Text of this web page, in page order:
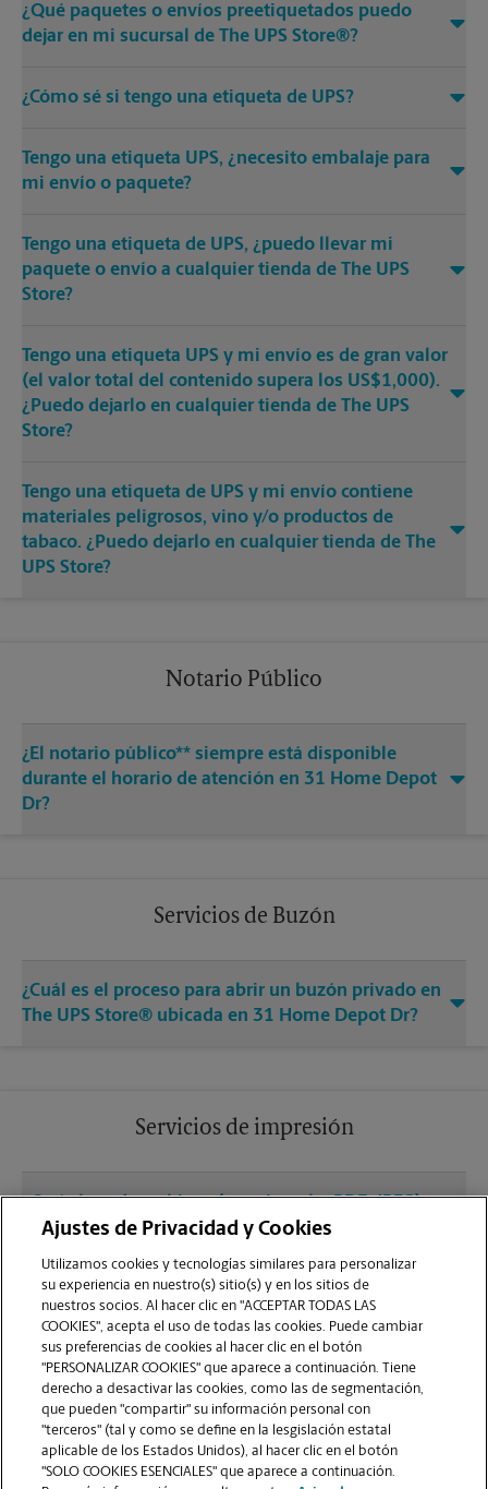
¿Qué paquetes o envíos preetiquetados puedo
dejar en mi sucursal de The UPS Store®?
¿Cómo sé si tengo una etiqueta de UPS?
Tengo una etiqueta UPS, ¿necesito embalaje para
mi envío o paquete?
Tengo una etiqueta de UPS, ¿puedo llevar mi
paquete o envío a cualquier tienda de The UPS
Store?
Tengo una etiqueta UPS y mi envío es de gran valor
(el valor total del contenido supera los US$1,000).
¿Puedo dejarlo en cualquier tienda de The UPS
Store?
Tengo una etiqueta de UPS y mi envío contiene
materiales peligrosos, vino y/o productos de
tabaco. ¿Puedo dejarlo en cualquier tienda de The
UPS Store?
Notario Público
¿El notario público** siempre está disponible
durante el horario de atención en 31 Home Depot
Dr?
Servicios de Buzón
¿Cuál es el proceso para abrir un buzón privado en
The UPS Store® ubicada en 31 Home Depot Dr?
Servicios de impresión
¿Qué clase de archivos (por ejemplo, PDF, JPEG)
debo usar para enviar a imprimir documentos en
¿Puedo terminar un trabajo de impresión
(laminado, encuadernado o engrapado) en la
sucursal ubicada en 31 Home Depot Dr?
¿La sucursal de Plymouth ofrece servicios de
impresión de gran formato como pancartas,
carteles o planos?
Ajustes de Privacidad y Cookies
Utilizamos cookies y tecnologías similares para personalizar
su experiencia en nuestro(s) sitio(s) y en los sitios de
nuestros socios. Al hacer clic en "ACCEPTAR TODAS LAS
COOKIES", acepta el uso de todas las cookies. Puede cambiar
sus preferencias de cookies al hacer clic en el botón
"PERSONALIZAR COOKIES" que aparece a continuación. Tiene
derecho a desactivar las cookies, como las de segmentación,
que pueden "compartir" su información personal con
"terceros" (tal y como se define en la lesgislación estatal
aplicable de los Estados Unidos), al hacer clic en el botón
"SOLO COOKIES ESENCIALES" que aparece a continuación.